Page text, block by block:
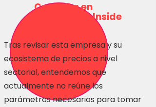
Consulta en
Inversionas Inside
Tras revisar esta empresa y su
ecosistema de precios a nivel
sectorial, entendemos que
actualmente no reúne los
parámetros necesarios para tomar